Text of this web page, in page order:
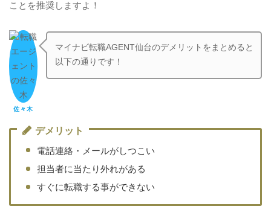
ことを推奨しますよ！
佐々木
マイナビ転職AGENT仙台のデメリットをまとめると
以下の通りです！
デメリット
電話連絡・メールがしつこい
担当者に当たり外れがある
すぐに転職する事ができない